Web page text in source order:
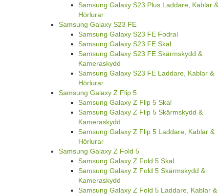
Samsung Galaxy S23 Plus Laddare, Kablar &
Hörlurar
Samsung Galaxy S23 FE
Samsung Galaxy S23 FE Fodral
Samsung Galaxy S23 FE Skal
Samsung Galaxy S23 FE Skärmskydd &
Kameraskydd
Samsung Galaxy S23 FE Laddare, Kablar &
Hörlurar
Samsung Galaxy Z Flip 5
Samsung Galaxy Z Flip 5 Skal
Samsung Galaxy Z Flip 5 Skärmskydd &
Kameraskydd
Samsung Galaxy Z Flip 5 Laddare, Kablar &
Hörlurar
Samsung Galaxy Z Fold 5
Samsung Galaxy Z Fold 5 Skal
Samsung Galaxy Z Fold 5 Skärmskydd &
Kameraskydd
Samsung Galaxy Z Fold 5 Laddare, Kablar &